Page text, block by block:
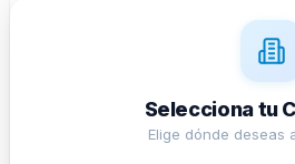
Selecciona tu
Elige dónde deseas